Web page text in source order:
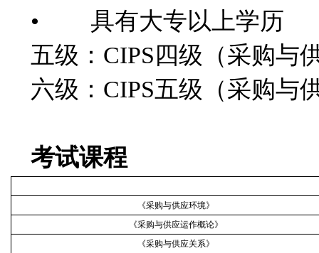
• 具有大专以上学历
五级：CIPS四级（采购与
六级：CIPS五级（采购与
考试课程
《采购与供应环境》
《采购与供应运作概论》
《采购与供应关系》